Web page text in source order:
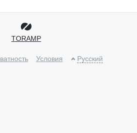
TORAMP
Условия Русский